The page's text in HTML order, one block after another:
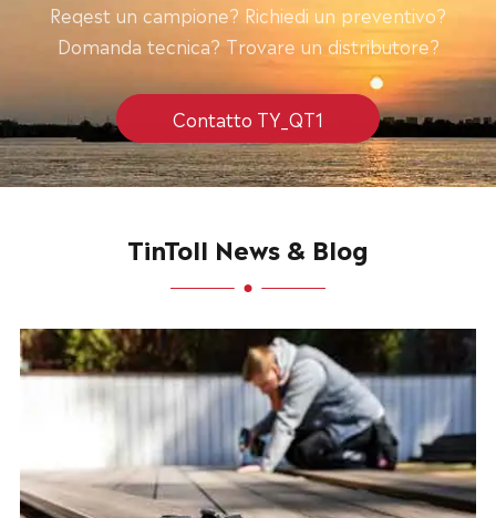
Reqest un campione? Richiedi un preventivo?
Domanda tecnica? Trovare un distributore?
Contatto TY_QT1
TinToll News & Blog